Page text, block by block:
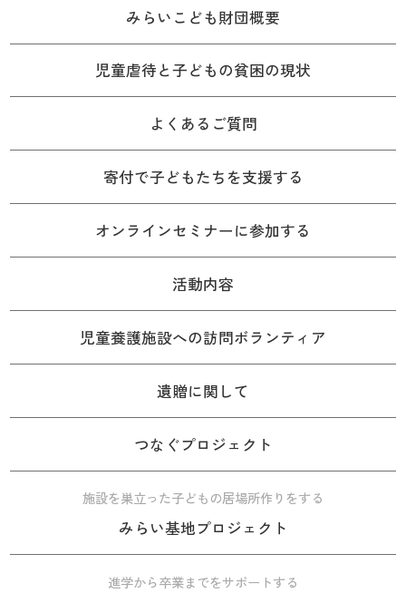
みらいこども財団概要
児童虐待と子どもの貧困の現状
よくあるご質問
寄付で子どもたちを支援する
オンラインセミナーに参加する
活動内容
児童養護施設への訪問ボランティア
遺贈に関して
つなぐプロジェクト
施設を巣立った子どもの居場所作りをする
みらい基地プロジェクト
進学から卒業までをサポートする